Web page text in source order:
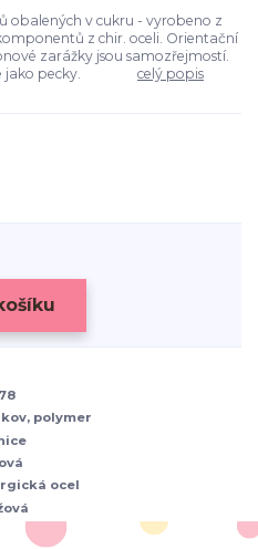
obalených v cukru - vyrobeno z
z chir. oceli. Orientační
zarážky jsou samozřejmostí.
jako pecky. celý popis
polymer
ocel